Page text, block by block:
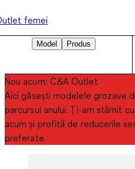
femei
Model
Produs
Nou acum: C&A Outlet
Aici găsești modelele grozave
parcursul anului. Ți-am stârnit
acum și profită de reducerile
preferate.